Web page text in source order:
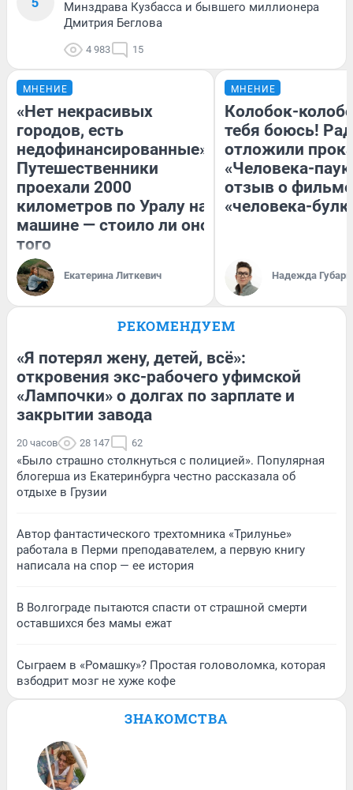
Минздрава Кузбасса и бывшего миллионера
Дмитрия Беглова
4 983 15
МНЕНИЕ
«Нет некрасивых
городов, есть
недофинансированные».
Путешественники
проехали 2000
километров по Уралу на
машине — стоило ли оно
того
Екатерина Литкевич
МНЕНИЕ
Колобок-
тебя боюсь!
отложили
«Человека-
отзыв о
«человека-
Надежда Губарь
РЕКОМЕНДУЕМ
«Я потерял жену, детей, всё»:
откровения экс-рабочего уфимской
«Лампочки» о долгах по зарплате и
закрытии завода
20 часов 28 147 62
«Было страшно столкнуться с полицией». Популярная
блогерша из Екатеринбурга честно рассказала об
отдыхе в Грузии
Автор фантастического трехтомника «Трилунье»
работала в Перми преподавателем, а первую книгу
написала на спор — ее история
В Волгограде пытаются спасти от страшной смерти
оставшихся без мамы ежат
Сыграем в «Ромашку»? Простая головоломка, которая
взбодрит мозг не хуже кофе
ЗНАКОМСТВА